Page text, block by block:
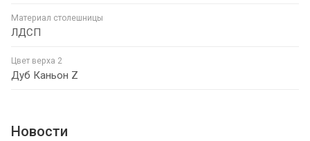
Материал столешницы
ЛДСП
Цвет верха 2
Дуб Каньон Z
Новости